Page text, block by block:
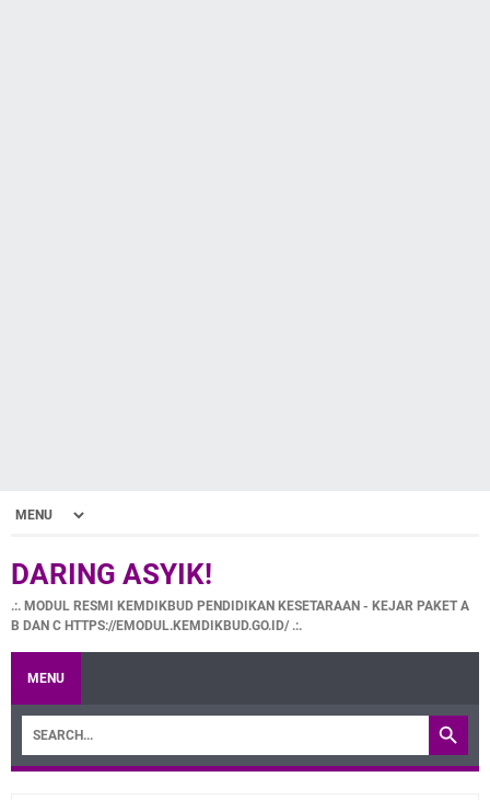
DARING ASYIK!
.:. MODUL RESMI KEMDIKBUD PENDIDIKAN KESETARAAN - KEJAR PAKET A
B DAN C HTTPS://EMODUL.KEMDIKBUD.GO.ID/ .:.
MENU